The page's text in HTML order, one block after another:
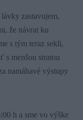
zastavujem,
že návrat ku
s tým teraz sekli,
s menšou stratou
namáhavé výstupy
h a sme vo výške